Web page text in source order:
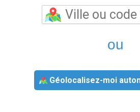
ou
Géolocalisez-moi